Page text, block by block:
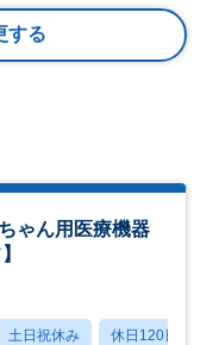
する
ゃん用医療機器
土日祝休み 休日120日以上